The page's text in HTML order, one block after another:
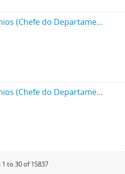
1935 - Laticínios (Chefe do Departamento)
1945 - Laticínios (Chefe do Departamento)
1 to 30 of 15837